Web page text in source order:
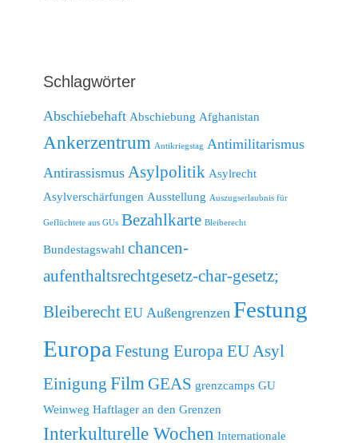
Schlagwörter
Abschiebehaft Abschiebung Afghanistan
Ankerzentrum Antikriegstag Antimilitarismus
Antirassismus Asylpolitik Asylrecht
Asylverschärfungen Ausstellung Auszugserlaubnis für
Geflüchtete aus GUs Bezahlkarte Bleiberecht
Bundestagswahl chancen-
aufenthaltsrechtgesetz-char-gesetz;
Bleiberecht EU Außengrenzen Festung
Europa Festung Europa EU Asyl
Einigung FilmGEAS grenzcamps GU
Weinweg Haftlager an den Grenzen
Interkulturelle Wochen Internationale